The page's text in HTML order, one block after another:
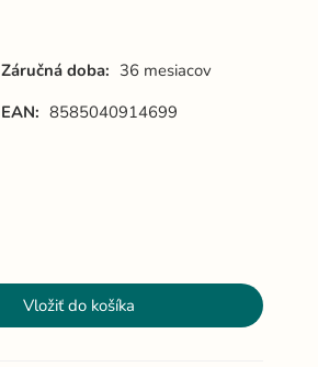
Záručná doba: 36 mesiacov
EAN: 8585040914699